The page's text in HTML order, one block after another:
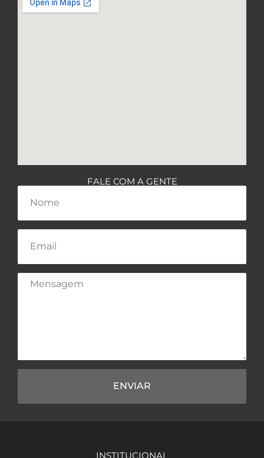
FALE COM A GENTE
ENVIAR
INSTITUCIONAL